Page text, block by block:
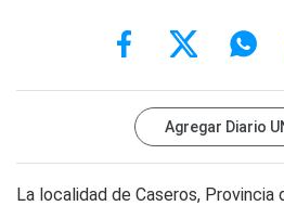
Agregar Diario
La localidad de Caseros, Provincia